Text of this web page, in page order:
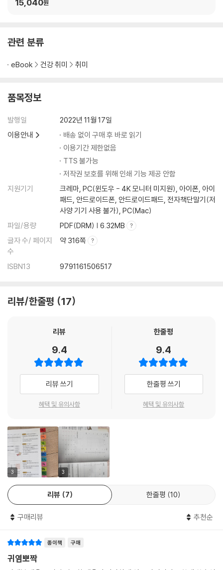
15,040원
관련 분류
eBook 건강 취미 취미
품목정보
발행일
2022년 11월 17일
이용안내
배송 없이 구매 후 바로 읽기
이용기간 제한없음
TTS 불가능
저작권 보호를 위해 인쇄 기능 제공 안함
지원기기
크레마, PC(윈도우 - 4K 모니터 미지원), 아이폰, 아이
패드, 안드로이드폰, 안드로이드패드, 전자책단말기(저
사양 기기 사용 불가), PC(Mac)
파일/용량
PDF(DRM) | 6.32MB
글자 수/ 페이지
수
약 316쪽
ISBN13 9791161506517
리뷰/한줄평 17
리뷰
9.4
리뷰 쓰기
혜택 및 유의사항
한줄평
9.4
한줄평 쓰기
혜택 및 유의사항
3 3
리뷰 7 한줄평 10
구매리뷰 추천순
종이책 구매
귀염뽀짝